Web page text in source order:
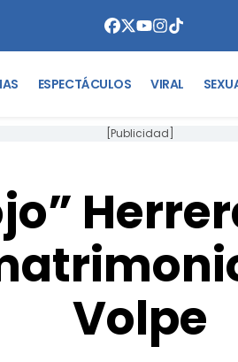
ESPECTÁCULOS VIRAL
[Publicidad]
Volpe